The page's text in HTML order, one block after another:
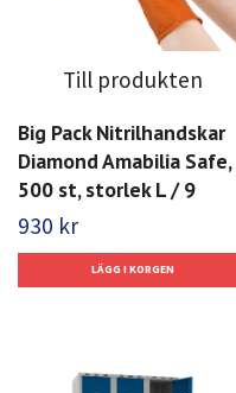
Till produkten
Big Pack Nitrilhandskar
Diamond Amabilia Safe,
500 st, storlek L / 9
930 kr